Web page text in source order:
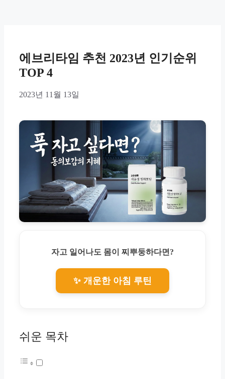
에브리타임 추천 2023년 인기순위
TOP 4
2023년 11월 13일
자고 일어나도 몸이 찌뿌둥하다면?
✨ 개운한 아침 루틴
쉬운 목차